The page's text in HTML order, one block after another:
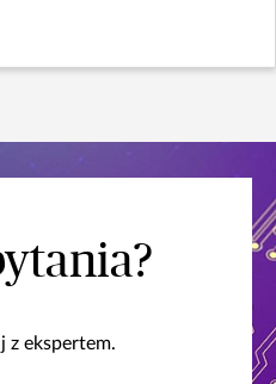
z ekspertem.